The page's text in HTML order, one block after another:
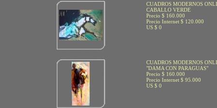
CUADROS MODERNOS
CABALLO VERDE
Precio $ 160.000
Precio Internet $ 120.000
US $ 0
CUADROS MODERNOS
"DAMA CON PARAGUAS"
Precio $ 160.000
Precio Internet $ 95.000
US $ 0